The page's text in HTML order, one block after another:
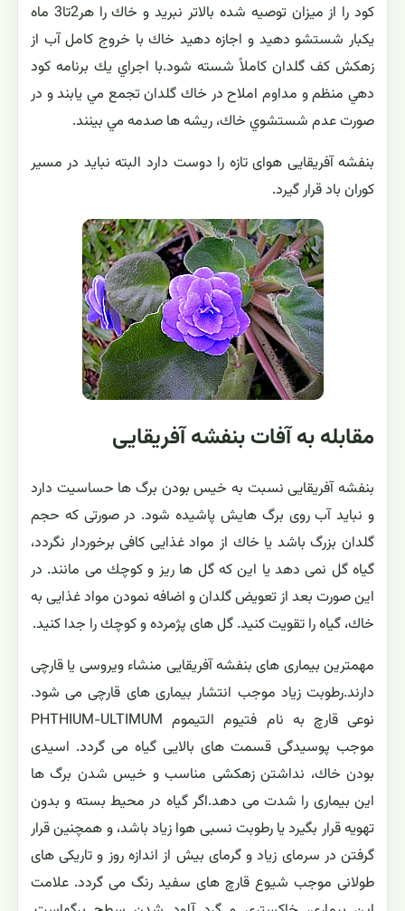
كود را از ميزان توصيه شده بالاتر نبريد و خاك را هر2تا3 ماه
يكبار شستشو دهيد و اجازه دهيد خاك با خروج كامل آب از
زهكش كف گلدان كاملاً شسته شود.با اجراي يك برنامه كود
دهي منظم و مداوم املاح در خاك گلدان تجمع مي يابند و در
صورت عدم شستشوي خاك، ريشه ها صدمه مي بينند.
بنفشه آفریقایی هوای تازه را دوست دارد البته نباید در مسیر
کوران باد قرار گیرد.
مقابله به آفات بنفشه آفریقایی
بنفشه آفریقایی نسبت به خیس بودن برگ ها حساسیت دارد
و نباید آب روی برگ هایش پاشیده شود. در صورتی كه حجم
گلدان بزرگ باشد یا خاك از مواد غذایی كافی برخوردار نگردد،
گیاه گل نمی دهد یا این كه گل ها ریز و كوچك می مانند. در
این صورت بعد از تعویض گلدان و اضافه نمودن مواد غذایی به
خاك، گیاه را تقویت كنید. گل های پژمرده و كوچك را جدا كنید.
مهمترین بیماری های بنفشه آفریقایی منشاء ویروسی یا قارچی
دارند.رطوبت زیاد موجب انتشار بیماری های قارچی می شود.
نوعی قارچ به نام فتیوم التیموم PHTHIUM-ULTIMUM
موجب پوسیدگی قسمت های بالایی گیاه می گردد. اسیدی
بودن خاك، نداشتن زهكشی مناسب و خیس شدن برگ ها
این بیماری را شدت می دهد.اگر گیاه در محیط بسته و بدون
تهویه قرار بگیرد یا رطوبت نسبی هوا زیاد باشد، و همچنین قرار
گرفتن در سرمای زیاد و گرمای بیش از اندازه روز و تاریكی های
طولانی موجب شیوع قارچ های سفید رنگ می گردد. علامت